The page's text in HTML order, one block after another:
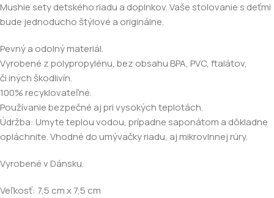
Mushie sety detského riadu a doplnkov. Vaše stolovanie s deťmi
bude jednoducho štýlové a originálne.
Pevný a odolný materiál.
Vyrobené z polypropylénu, bez obsahu BPA, PVC, ftalátov,
či iných škodlivín.
100% recyklovateľné.
Používanie bezpečné aj pri vysokých teplotách.
Údržba: Umyte teplou vodou, prípadne saponátom a dôkladne
opláchnite. Vhodné do umývačky riadu, aj mikrovlnnej rúry.
Vyrobené v Dánsku.
Veľkosť: 7,5 cm x 7,5 cm